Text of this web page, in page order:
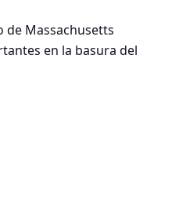
de Massachusetts
en la basura del